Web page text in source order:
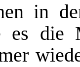
in
es die